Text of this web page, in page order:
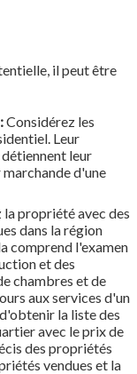
il peut être
Considérez les
Leur
leur
d'une
propriété avec des
dans la région
comprend l'examen
et des
chambres et de
aux services d'un
la liste des
avec le prix de
des propriétés
vendues et la